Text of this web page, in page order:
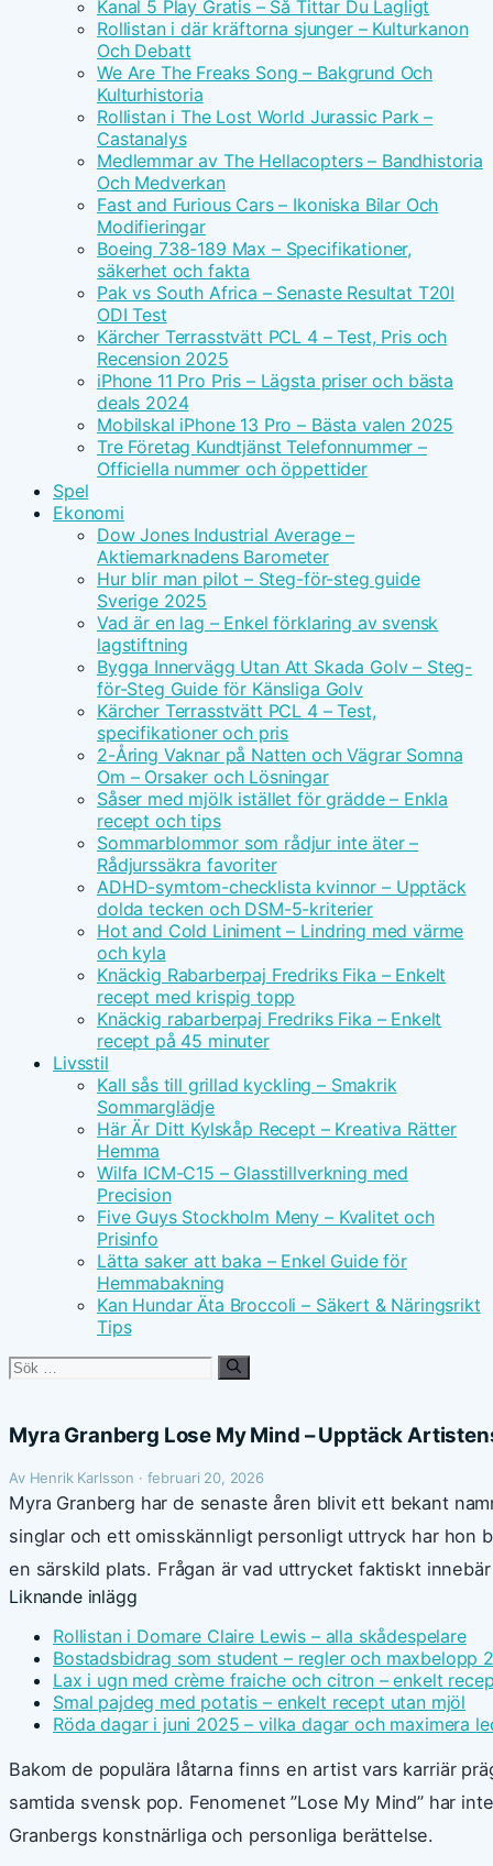
Kanal 5 Play Gratis – Så Tittar Du Lagligt
Rollistan i där kräftorna sjunger – Kulturkanon
Och Debatt
We Are The Freaks Song – Bakgrund Och
Kulturhistoria
Rollistan i The Lost World Jurassic Park –
Castanalys
Medlemmar av The Hellacopters – Bandhistoria
Och Medverkan
Fast and Furious Cars – Ikoniska Bilar Och
Modifieringar
Boeing 738-189 Max – Specifikationer,
säkerhet och fakta
Pak vs South Africa – Senaste Resultat T20I
ODI Test
Kärcher Terrasstvätt PCL 4 – Test, Pris och
Recension 2025
iPhone 11 Pro Pris – Lägsta priser och bästa
deals 2024
Mobilskal iPhone 13 Pro – Bästa valen 2025
Tre Företag Kundtjänst Telefonnummer –
Officiella nummer och öppettider
Spel
Ekonomi
Dow Jones Industrial Average –
Aktiemarknadens Barometer
Hur blir man pilot – Steg-för-steg guide
Sverige 2025
Vad är en lag – Enkel förklaring av svensk
lagstiftning
Bygga Innervägg Utan Att Skada Golv – Steg-
för-Steg Guide för Känsliga Golv
Kärcher Terrasstvätt PCL 4 – Test,
specifikationer och pris
2-Åring Vaknar på Natten och Vägrar Somna
Om – Orsaker och Lösningar
Såser med mjölk istället för grädde – Enkla
recept och tips
Sommarblommor som rådjur inte äter –
Rådjurssäkra favoriter
ADHD-symtom-checklista kvinnor – Upptäck
dolda tecken och DSM-5-kriterier
Hot and Cold Liniment – Lindring med värme
och kyla
Knäckig Rabarberpaj Fredriks Fika – Enkelt
recept med krispig topp
Knäckig rabarberpaj Fredriks Fika – Enkelt
recept på 45 minuter
Livsstil
Kall sås till grillad kyckling – Smakrik
Sommarglädje
Här Är Ditt Kylskåp Recept – Kreativa Rätter
Hemma
Wilfa ICM-C15 – Glasstillverkning med
Precision
Five Guys Stockholm Meny – Kvalitet och
Prisinfo
Lätta saker att baka – Enkel Guide för
Hemmabakning
Kan Hundar Äta Broccoli – Säkert & Näringsrikt
Tips
Sök
Myra Granberg Lose My Mind – Upptäck
Av Henrik Karlsson · februari 20, 2026
Myra Granberg har de senaste åren blivit ett bekant
singlar och ett omisskännligt personligt uttryck har hon
en särskild plats. Frågan är vad uttrycket faktiskt
Liknande inlägg
Rollistan i Domare Claire Lewis – alla skådespelare
Bostadsbidrag som student – regler och maxbelopp
Lax i ugn med crème fraiche och citron – enkelt
Smal pajdeg med potatis – enkelt recept utan mjöl
Röda dagar i juni 2025 – vilka dagar och maximera
Bakom de populära låtarna finns en artist vars karriär
samtida svensk pop. Fenomenet ”Lose My Mind” har
Granbergs konstnärliga och personliga berättelse.